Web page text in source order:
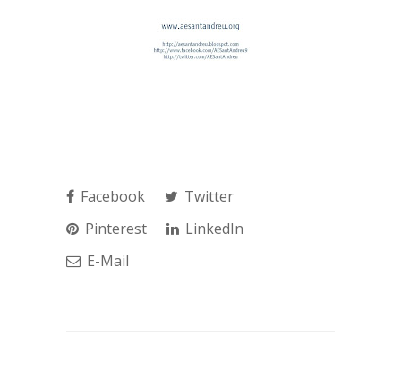
Facebook
Twitter
Pinterest
LinkedIn
E-Mail